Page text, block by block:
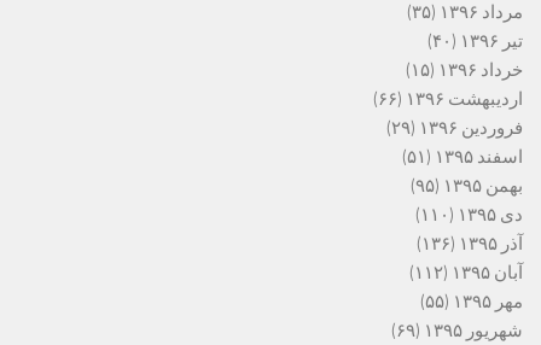
مرداد ۱۳۹۶
(۳۵)
تیر ۱۳۹۶
(۴۰)
خرداد ۱۳۹۶
(۱۵)
اردیبهشت ۱۳۹۶
(۶۶)
فروردین ۱۳۹۶
(۲۹)
اسفند ۱۳۹۵
(۵۱)
بهمن ۱۳۹۵
(۹۵)
دی ۱۳۹۵
(۱۱۰)
آذر ۱۳۹۵
(۱۳۶)
آبان ۱۳۹۵
(۱۱۲)
مهر ۱۳۹۵
(۵۵)
شهریور ۱۳۹۵
(۶۹)